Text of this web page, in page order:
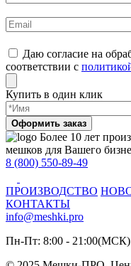
Даю согласие на
соответствии с
Купить в один клик
Оформить заказ
Более 10 лет
мешков для Вашего
8 (800) 550-89-49
ПРОИЗВОДСТВО
КОНТАКТЫ
info@meshki.pro
Пн-Пт: 8:00 - 21:00(МСК)